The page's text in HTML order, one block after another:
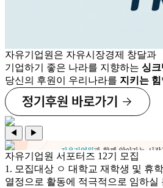
자유기업원은 자유시장경제 창달과
기업하기 좋은 나라를 지향하는 싱
당신의 후원이 우리나라를 지키는 힘
◀ ▶
자유기업원 서포터즈 12기 모집
1. 모집대상 ㅇ 대학교 재학생 및 휴
열정으로 활동에 적극적으로 임하실